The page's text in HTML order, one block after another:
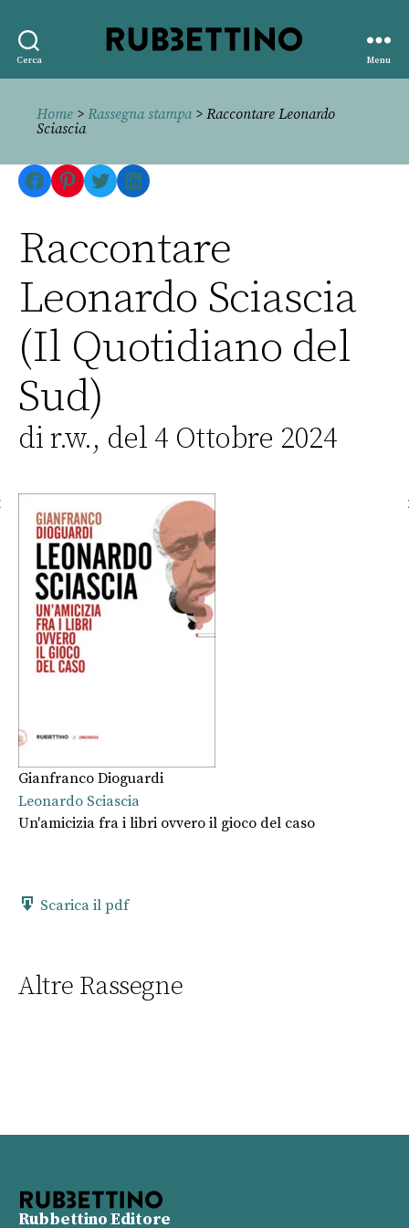
Cerca
editore
Menu
Home > Rassegna stampa> Raccontare Leonardo
Sciascia
Facebook
Pinterest
TwitterLinkedIn
Raccontare
Leonardo Sciascia
(Il Quotidiano del
Sud)
di r.w., del 4 Ottobre 2024
Gianfranco Dioguardi
Leonardo Sciascia
Un'amicizia fra i libri ovvero il gioco del caso
Scarica il pdf
Altre Rassegne
Rubbettino Editore